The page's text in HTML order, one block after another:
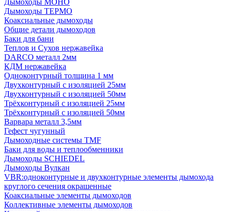
Дымоходы МОНО
Дымоходы ТЕРМО
Коаксиальные дымоходы
Общие детали дымоходов
Баки для бани
Теплов и Сухов нержавейка
DARCO металл 2мм
КДМ нержавейка
Одноконтурный толщина 1 мм
Двухконтурный с изоляцией 25мм
Двухконтурный с изоляцией 50мм
Трёхконтурный с изоляцией 25мм
Трёхконтурный с изоляцией 50мм
Варвара металл 3,5мм
Гефест чугунный
Дымоходные системы TMF
Баки для воды и теплообменники
Дымоходы SCHIEDEL
Дымоходы Вулкан
VBR:одноконтурные и двухконтурные элементы дымохода
круглого сечения окрашенные
Коаксиальные элементы дымоходов
Коллективные элементы дымоходов